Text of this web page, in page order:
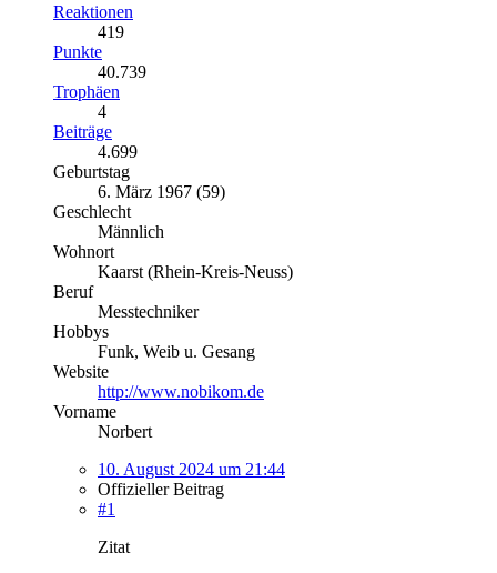
Reaktionen
419
Punkte
40.739
Trophäen
4
Beiträge
4.699
Geburtstag
6. März 1967 (59)
Geschlecht
Männlich
Wohnort
Kaarst (Rhein-Kreis-Neuss)
Beruf
Messtechniker
Hobbys
Funk, Weib u. Gesang
Website
http://www.nobikom.de
Vorname
Norbert
10. August 2024 um 21:44
Offizieller Beitrag
#1
Zitat